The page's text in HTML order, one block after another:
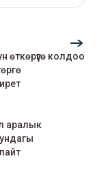
колдоо
аралык